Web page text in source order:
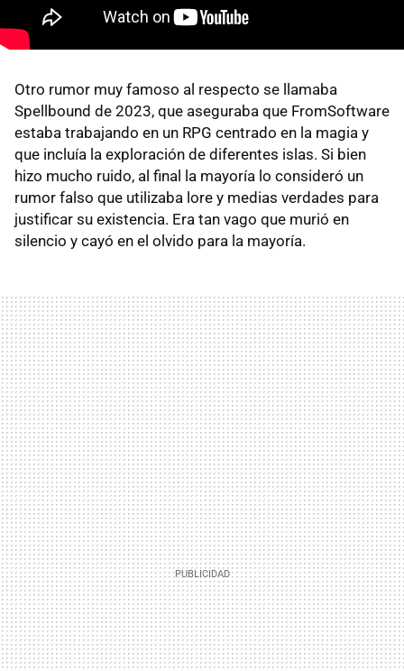
Otro rumor muy famoso al respecto se llamaba
Spellbound de 2023, que aseguraba que FromSoftware
estaba trabajando en un RPG centrado en la magia y
que incluía la exploración de diferentes islas. Si bien
hizo mucho ruido, al final la mayoría lo consideró un
rumor falso que utilizaba lore y medias verdades para
justificar su existencia. Era tan vago que murió en
silencio y cayó en el olvido para la mayoría.